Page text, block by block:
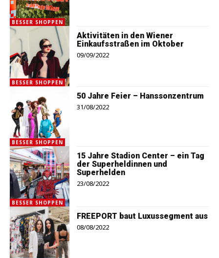
BESSER SHOPPEN
BESSER SHOPPEN
Aktivitäten in den Wiener
Einkaufsstraßen im Oktober
09/09/2022
BESSER SHOPPEN
50 Jahre Feier – Hanssonzentrum
31/08/2022
BESSER SHOPPEN
15 Jahre Stadion Center – ein Tag
der Superheldinnen und
Superhelden
23/08/2022
FREEPORT baut Luxussegment aus
08/08/2022